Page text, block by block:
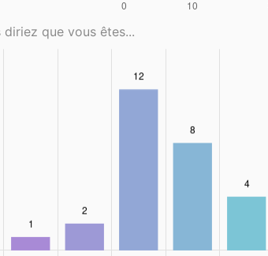
que vous êtes...